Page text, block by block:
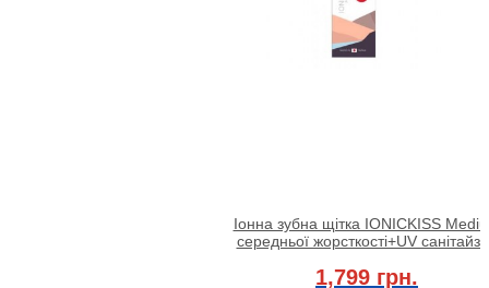
Іонна зубна щітка IONICKISS
середньої жорсткості+UV
1,799 грн.